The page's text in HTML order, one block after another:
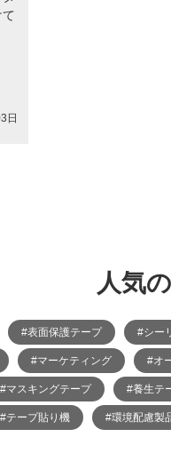
日
人気
#表面保護テープ #シー
#マーケティング #オ
#マスキングテープ #養生テ
#テープ貼り機 #環境配慮製